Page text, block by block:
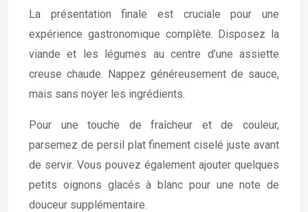
La présentation finale est cruciale pour une
expérience gastronomique complète. Disposez la
viande et les légumes au centre d’une assiette
creuse chaude. Nappez généreusement de sauce,
mais sans noyer les ingrédients.
Pour une touche de fraîcheur et de couleur,
parsemez de persil plat finement ciselé juste avant
de servir. Vous pouvez également ajouter quelques
petits oignons glacés à blanc pour une note de
douceur supplémentaire.